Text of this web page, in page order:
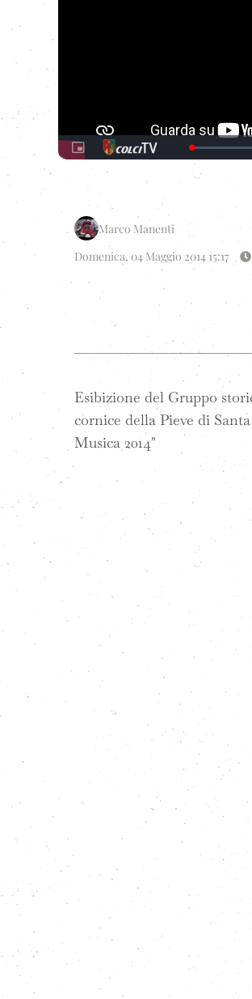
Loaded:
0.00%
Picture-
in-
Marco Manenti
Domenica, 04 Maggio 2014 15:17
Esibizione del Gruppo
cornice della Pieve di
Musica 2014"